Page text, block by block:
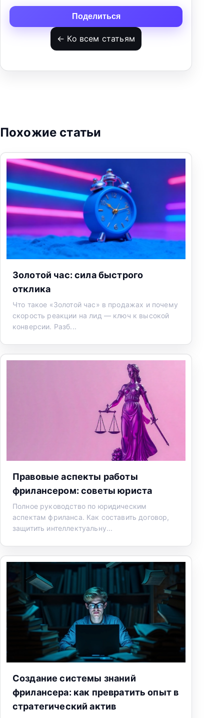
Поделиться
← Ко всем статьям
Похожие статьи
Золотой час: сила быстрого
отклика
Что такое «Золотой час» в продажах и почему
скорость реакции на лид — ключ к высокой
конверсии. Разб...
Правовые аспекты работы
фрилансером: советы юриста
Полное руководство по юридическим
аспектам фриланса. Как составить договор,
защитить интеллектуальну...
Создание системы знаний
фрилансера: как превратить опыт в
стратегический актив